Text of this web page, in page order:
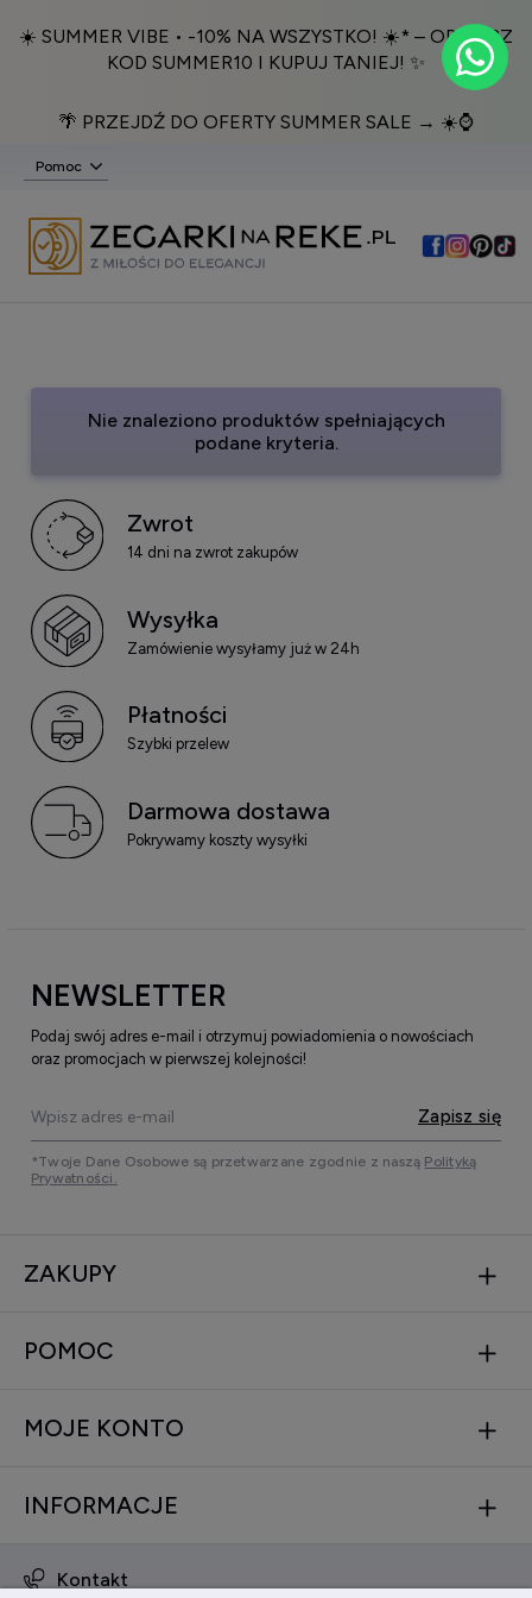
☀️ SUMMER VIBE • -10% NA WSZYSTKO! ☀️* – ODBIERZ
KOD SUMMER10 I KUPUJ TANIEJ! ✨
🌴 PRZEJDŹ DO OFERTY SUMMER SALE → ☀️⌚️
Pomoc
Nie znaleziono produktów spełniających
podane kryteria.
Zwrot
14 dni na zwrot zakupów
Wysyłka
Zamówienie wysyłamy już w 24h
Płatności
Szybki przelew
Darmowa dostawa
Pokrywamy koszty wysyłki
NEWSLETTER
Podaj swój adres e-mail i otrzymuj powiadomienia o nowościach
oraz promocjach w pierwszej kolejności!
Zapisz się
*Twoje Dane Osobowe są przetwarzane zgodnie z naszą Polityką
Prywatności.
ZAKUPY
POMOC
MOJE KONTO
INFORMACJE
Kontakt